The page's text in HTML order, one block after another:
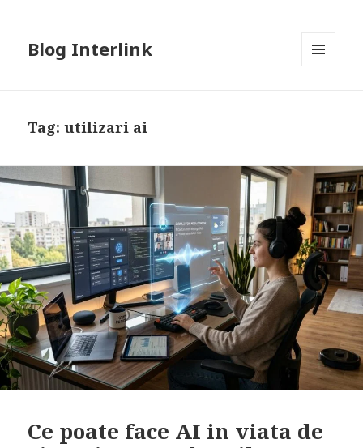
Blog Interlink
Tag:utilizari ai
Ce poate face AI in viata de